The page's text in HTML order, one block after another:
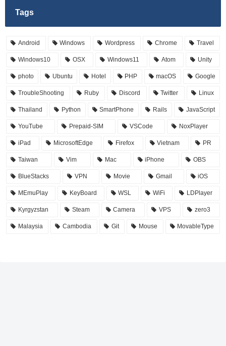
Tags
Android Windows Wordpress Chrome Travel
Windows10 OSX Windows11 Atom Unity
photo Ubuntu Hotel PHP macOS Google
TroubleShooting Ruby Discord Twitter Linux
Thailand Python SmartPhone Rails JavaScript
YouTube Prepaid-SIM VSCode NoxPlayer
iPad MicrosoftEdge Firefox Vietnam PR
Taiwan Vim Mac iPhone OBS
BlueStacks VPN Movie Gmail iOS
MEmuPlay KeyBoard WSL WiFi LDPlayer
Kyrgyzstan Steam Camera VPS zero3
Malaysia Cambodia Git Mouse MovableType